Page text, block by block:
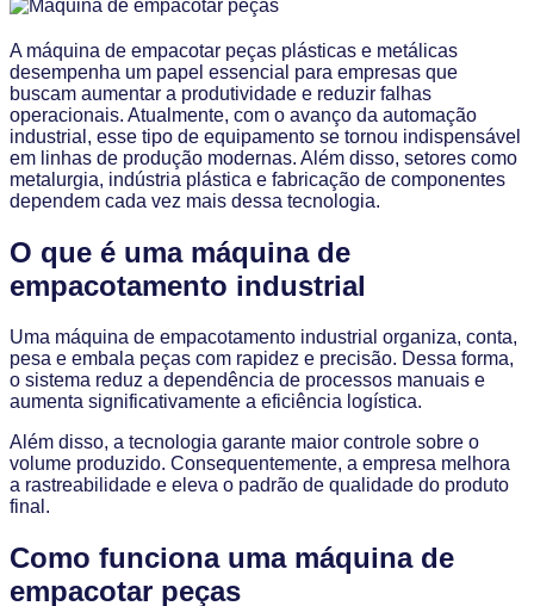
A máquina de empacotar peças plásticas e metálicas
desempenha um papel essencial para empresas que
buscam aumentar a produtividade e reduzir falhas
operacionais. Atualmente, com o avanço da automação
industrial, esse tipo de equipamento se tornou indispensável
em linhas de produção modernas. Além disso, setores como
metalurgia, indústria plástica e fabricação de componentes
dependem cada vez mais dessa tecnologia.
O que é uma máquina de
empacotamento industrial
Uma máquina de empacotamento industrial organiza, conta,
pesa e embala peças com rapidez e precisão. Dessa forma,
o sistema reduz a dependência de processos manuais e
aumenta significativamente a eficiência logística.
Além disso, a tecnologia garante maior controle sobre o
volume produzido. Consequentemente, a empresa melhora
a rastreabilidade e eleva o padrão de qualidade do produto
final.
Como funciona uma máquina de
empacotar peças